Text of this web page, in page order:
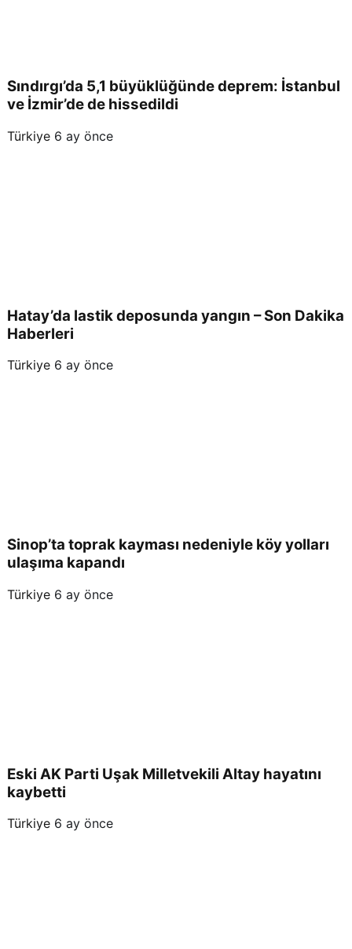
Sındırgı’da 5,1 büyüklüğünde deprem: İstanbul
ve İzmir’de de hissedildi
Türkiye 6 ay önce
Hatay’da lastik deposunda yangın – Son Dakika
Haberleri
Türkiye 6 ay önce
Sinop’ta toprak kayması nedeniyle köy yolları
ulaşıma kapandı
Türkiye 6 ay önce
Eski AK Parti Uşak Milletvekili Altay hayatını
kaybetti
Türkiye 6 ay önce